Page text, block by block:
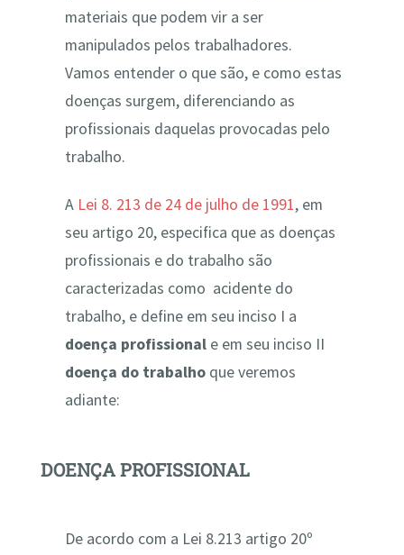
materiais que podem vir a ser
manipulados pelos trabalhadores.
Vamos entender o que são, e como estas
doenças surgem, diferenciando as
profissionais daquelas provocadas pelo
trabalho.
A Lei 8. 213 de 24 de julho de 1991, em
seu artigo 20, especifica que as doenças
profissionais e do trabalho são
caracterizadas como acidente do
trabalho, e define em seu inciso I a
doença profissionale em seu inciso II
doença do trabalhoque veremos
adiante:
DOENÇA PROFISSIONAL
De acordo com a Lei 8.213 artigo 20º